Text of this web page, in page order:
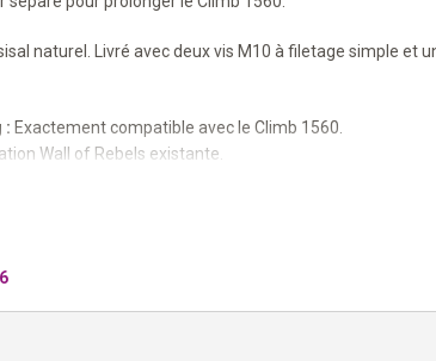
naturel. Livré avec deux vis M10 à filetage simple et
: Exactement compatible avec le Climb 1560.
Wall of Rebels existante.
plus de surface à griffer.